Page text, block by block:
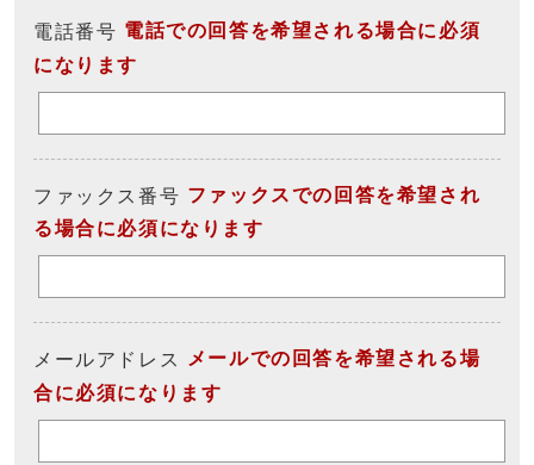
電話番号 電話での回答を希望される場合に必須
になります
ファックス番号 ファックスでの回答を希望され
る場合に必須になります
メールアドレス
メールでの回答を希望される場
合に必須になります